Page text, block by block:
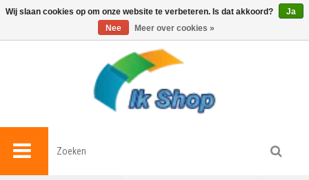
0
Wij slaan cookies op om onze website te verbeteren. Is dat akkoord?
Ja
Nee
Meer over cookies »